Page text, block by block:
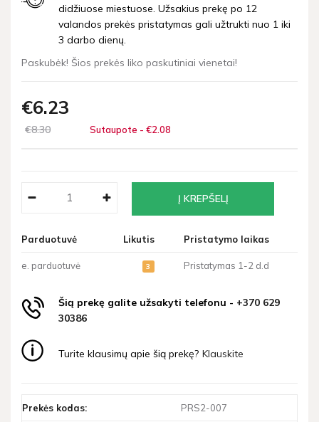
didžiuose miestuose. Užsakius prekę po 12
valandos prekės pristatymas gali užtrukti nuo 1 iki
3 darbo dienų.
Paskubėk! Šios prekės liko paskutiniai vienetai!
€6 23
€830 Sutaupote - €2 08
Parduotuvė Likutis Pristatymo laikas
e. parduotuvė 3 Pristatymas 1-2 d.d
Šią prekę galite užsakyti telefonu - +370 629
30386
Turite klausimų apie šią prekę? Klauskite
Prekės kodas: PRS2-007